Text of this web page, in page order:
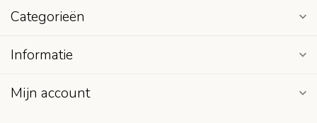
Categorieën
Informatie
Mijn account